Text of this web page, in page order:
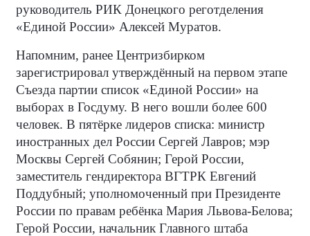
руководитель РИК Донецкого реготделения
«Единой России» Алексей Муратов.
Напомним, ранее Центризбирком
зарегистрировал утверждённый на первом этапе
Съезда партии список «Единой России» на
выборах в Госдуму. В него вошли более 600
человек. В пятёрке лидеров списка: министр
иностранных дел России Сергей Лавров; мэр
Москвы Сергей Собянин; Герой России,
заместитель гендиректора ВГТРК Евгений
Поддубный; уполномоченный при Президенте
России по правам ребёнка Мария Львова-Белова;
Герой России, начальник Главного штаба